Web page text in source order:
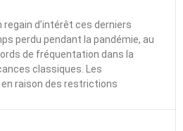
regain d’intérêt ces derniers
perdu pendant la pandémie, au
de fréquentation dans la
classiques. Les
raison des restrictions